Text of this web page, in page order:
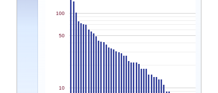
10
50
100